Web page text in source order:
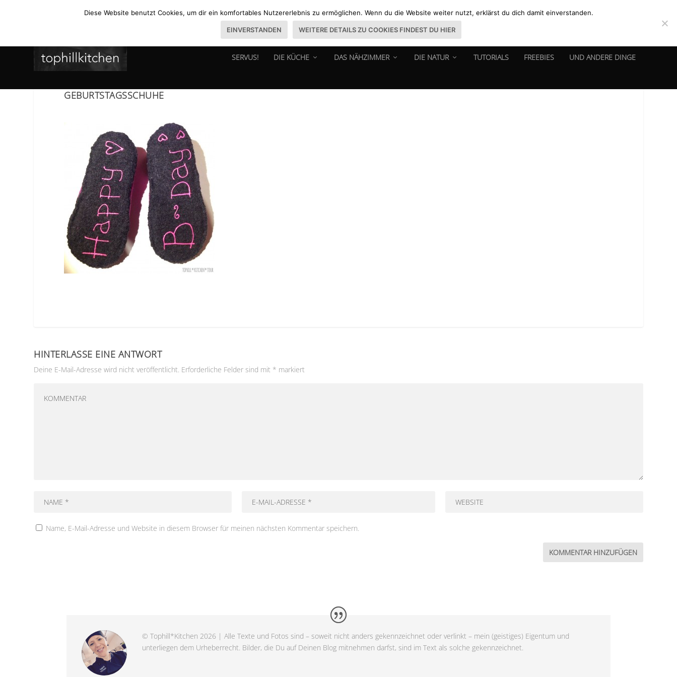
SERVUS! DIE KÜCHE DAS NÄHZIMMER DIE NATUR TUTORIALS FREEBIES UND ANDERE DINGE
GEBURTSTAGSSCHUHE
HINTERLASSE EINE ANTWORT
Deine E-Mail-Adresse wird nicht veröffentlicht. Erforderliche Felder sind mit * markiert
Name, E-Mail-Adresse und Website in diesem Browser für meinen nächsten Kommentar speichern.
© Tophill*Kitchen 2026 | Alle Texte und Fotos sind – soweit nicht anders gekennzeichnet oder verlinkt – mein (geistiges) Eigentum und
unterliegen dem Urheberrecht. Bilder, die Du auf Deinen Blog mitnehmen darfst, sind im Text als solche gekennzeichnet.
Diese Website benutzt Cookies, um dir ein komfortables Nutzererlebnis zu ermöglichen. Wenn du die Website weiter nutzt, erklärst du dich damit einverstanden.
EINVERSTANDEN WEITERE DETAILS ZU COOKIES FINDEST DU HIER